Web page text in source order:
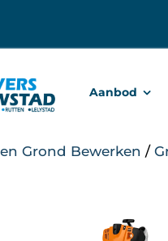
Aanbod
Grond Bewerken /